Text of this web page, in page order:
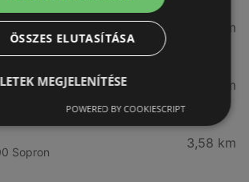
Sopron
3,32 km
3,41 km
Sopron
3,58 km
ÖSSZES ELUTASÍTÁSA
MEGJELENÍTÉSE
POWERED BY COOKIESCRIPT